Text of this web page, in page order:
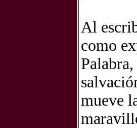
Al
como
mueve